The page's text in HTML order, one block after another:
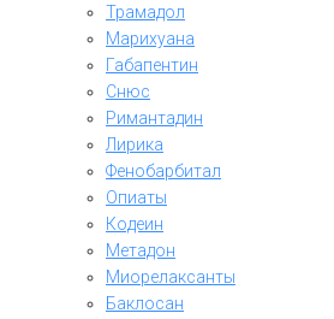
Трамадол
Марихуана
Габапентин
Снюс
Римантадин
Лирика
Фенобарбитал
Опиаты
Кодеин
Метадон
Миорелаксанты
Баклосан